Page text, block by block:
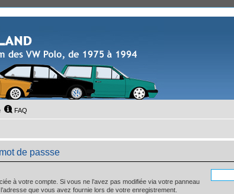
FAQ
de passse
à votre compte. Si vous ne l’avez pas modifiée via votre panneau
l’adresse que vous avez fournie lors de votre enregistrement.